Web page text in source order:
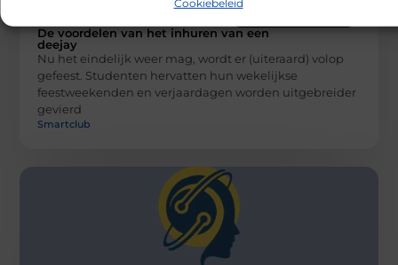
Cookiebeleid
RECREATION / AUTOS
De voordelen van het inhuren van een
deejay
Nu het eindelijk weer mag, wordt er (uiteraard) volop
gefeest. Studenten hervatten hun wekelijkse
feestweekenden en verjaardagen worden uitgebreider
gevierd
Smartclub